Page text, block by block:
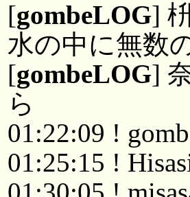
[gombeLOG]
水の中に無数
[gombeLOG]
ら
01:22:09 !
01:25:15 !